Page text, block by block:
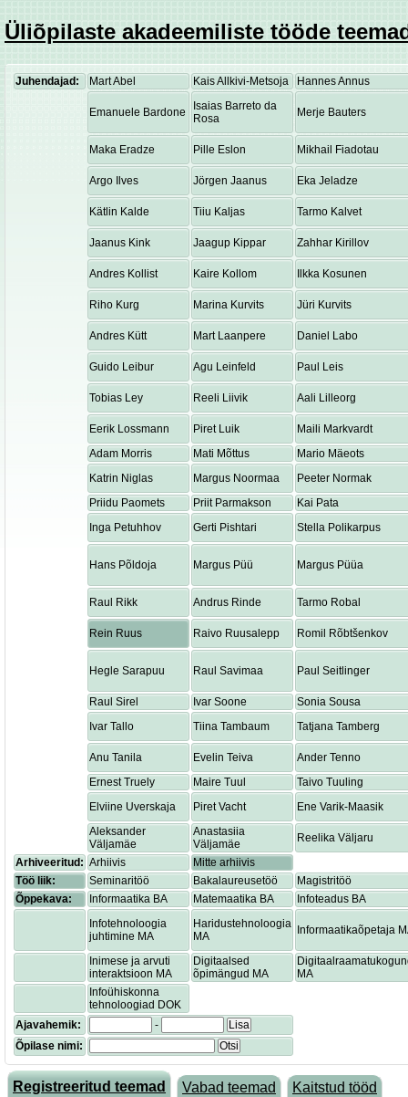
Üliõpilaste akadeemiliste tööde
Juhendajad: Mart Abel Kais Allkivi-Metsoja Hannes Annus
Emanuele Bardone
Isaias Barreto da
Rosa
Merje Bauters
Maka Eradze Pille Eslon Mikhail Fiadotau
Argo Ilves Jörgen Jaanus Eka Jeladze
Kätlin Kalde Tiiu Kaljas Tarmo Kalvet
Jaanus Kink Jaagup Kippar Zahhar Kirillov
Andres Kollist Kaire Kollom Ilkka Kosunen
Riho Kurg Marina Kurvits Jüri Kurvits
Andres Kütt Mart Laanpere Daniel Labo
Guido Leibur Agu Leinfeld Paul Leis
Tobias Ley Reeli Liivik Aali Lilleorg
Eerik Lossmann Piret Luik
Maili Markvardt
Adam Morris
Mati Mõttus
Mario Mäeots
Katrin Niglas
Margus Noormaa
Peeter Normak
Priidu Paomets
Priit Parmakson
Kai Pata
Inga Petuhhov
Gerti Pishtari Stella Polikarpus
Hans Põldoja Margus Püü Margus Püüa
Raul Rikk Andrus Rinde Tarmo Robal
Rein Ruus Raivo Ruusalepp Romil Rõbtšenkov
Hegle Sarapuu Raul Savimaa Paul Seitlinger
Raul Sirel Ivar Soone
Sonia Sousa
Ivar Tallo
Tiina Tambaum Tatjana Tamberg
Anu Tanila Evelin Teiva
Ander Tenno
Ernest Truely
Maire Tuul
Taivo Tuuling
Elviine Uverskaja
Piret Vacht
Ene Varik-Maasik
Aleksander
Väljamäe
Anastasiia
Väljamäe
Reelika Väljaru
Arhiveeritud: Arhiivis
Mitte arhiivis
Töö liik:
Seminaritöö Bakalaureusetöö
Magistritöö
Õppekava:
Informaatika BA Matemaatika BA
Infoteadus BA
Infotehnoloogia
juhtimine MA
Haridustehnoloogia
MA
Informaatikaõpetaja
Inimese ja arvuti
interaktsioon MA
Digitaalsed
õpimängud MA
MA
Infoühiskonna
tehnoloogiad DOK
Ajavahemik:
-
Lisa
Õpilase nimi:
Otsi
Registreeritud teemad Vabad teemad Kaitstud tööd